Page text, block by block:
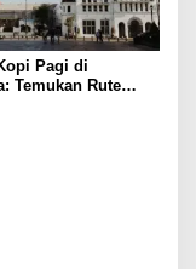
Pagi di
Temukan Rute